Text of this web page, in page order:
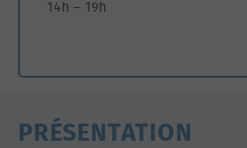
14h – 19h
PRÉSENTATION